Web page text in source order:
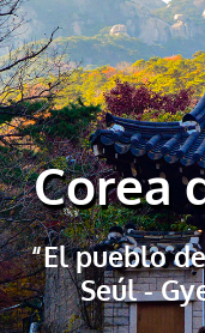
Corea
“El pueblo
Seúl -